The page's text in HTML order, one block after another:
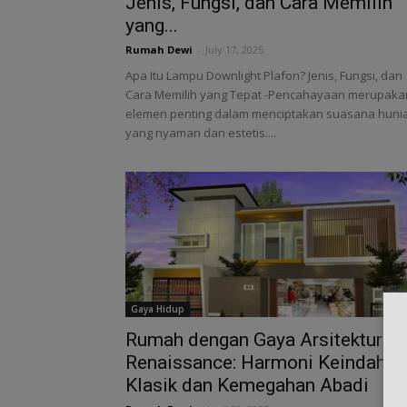
yang...
Rumah Dewi July 17, 2025
Apa Itu Lampu Downlight Plafon? Jenis, Fungsi, dan
Cara Memilih yang Tepat -Pencahayaan
elemen penting dalam menciptakan suasana
yang nyaman dan estetis....
Gaya Hidup
Rumah dengan Gaya Arsitektur
Renaissance: Harmoni Keindahan
Klasik dan Kemegahan Abadi